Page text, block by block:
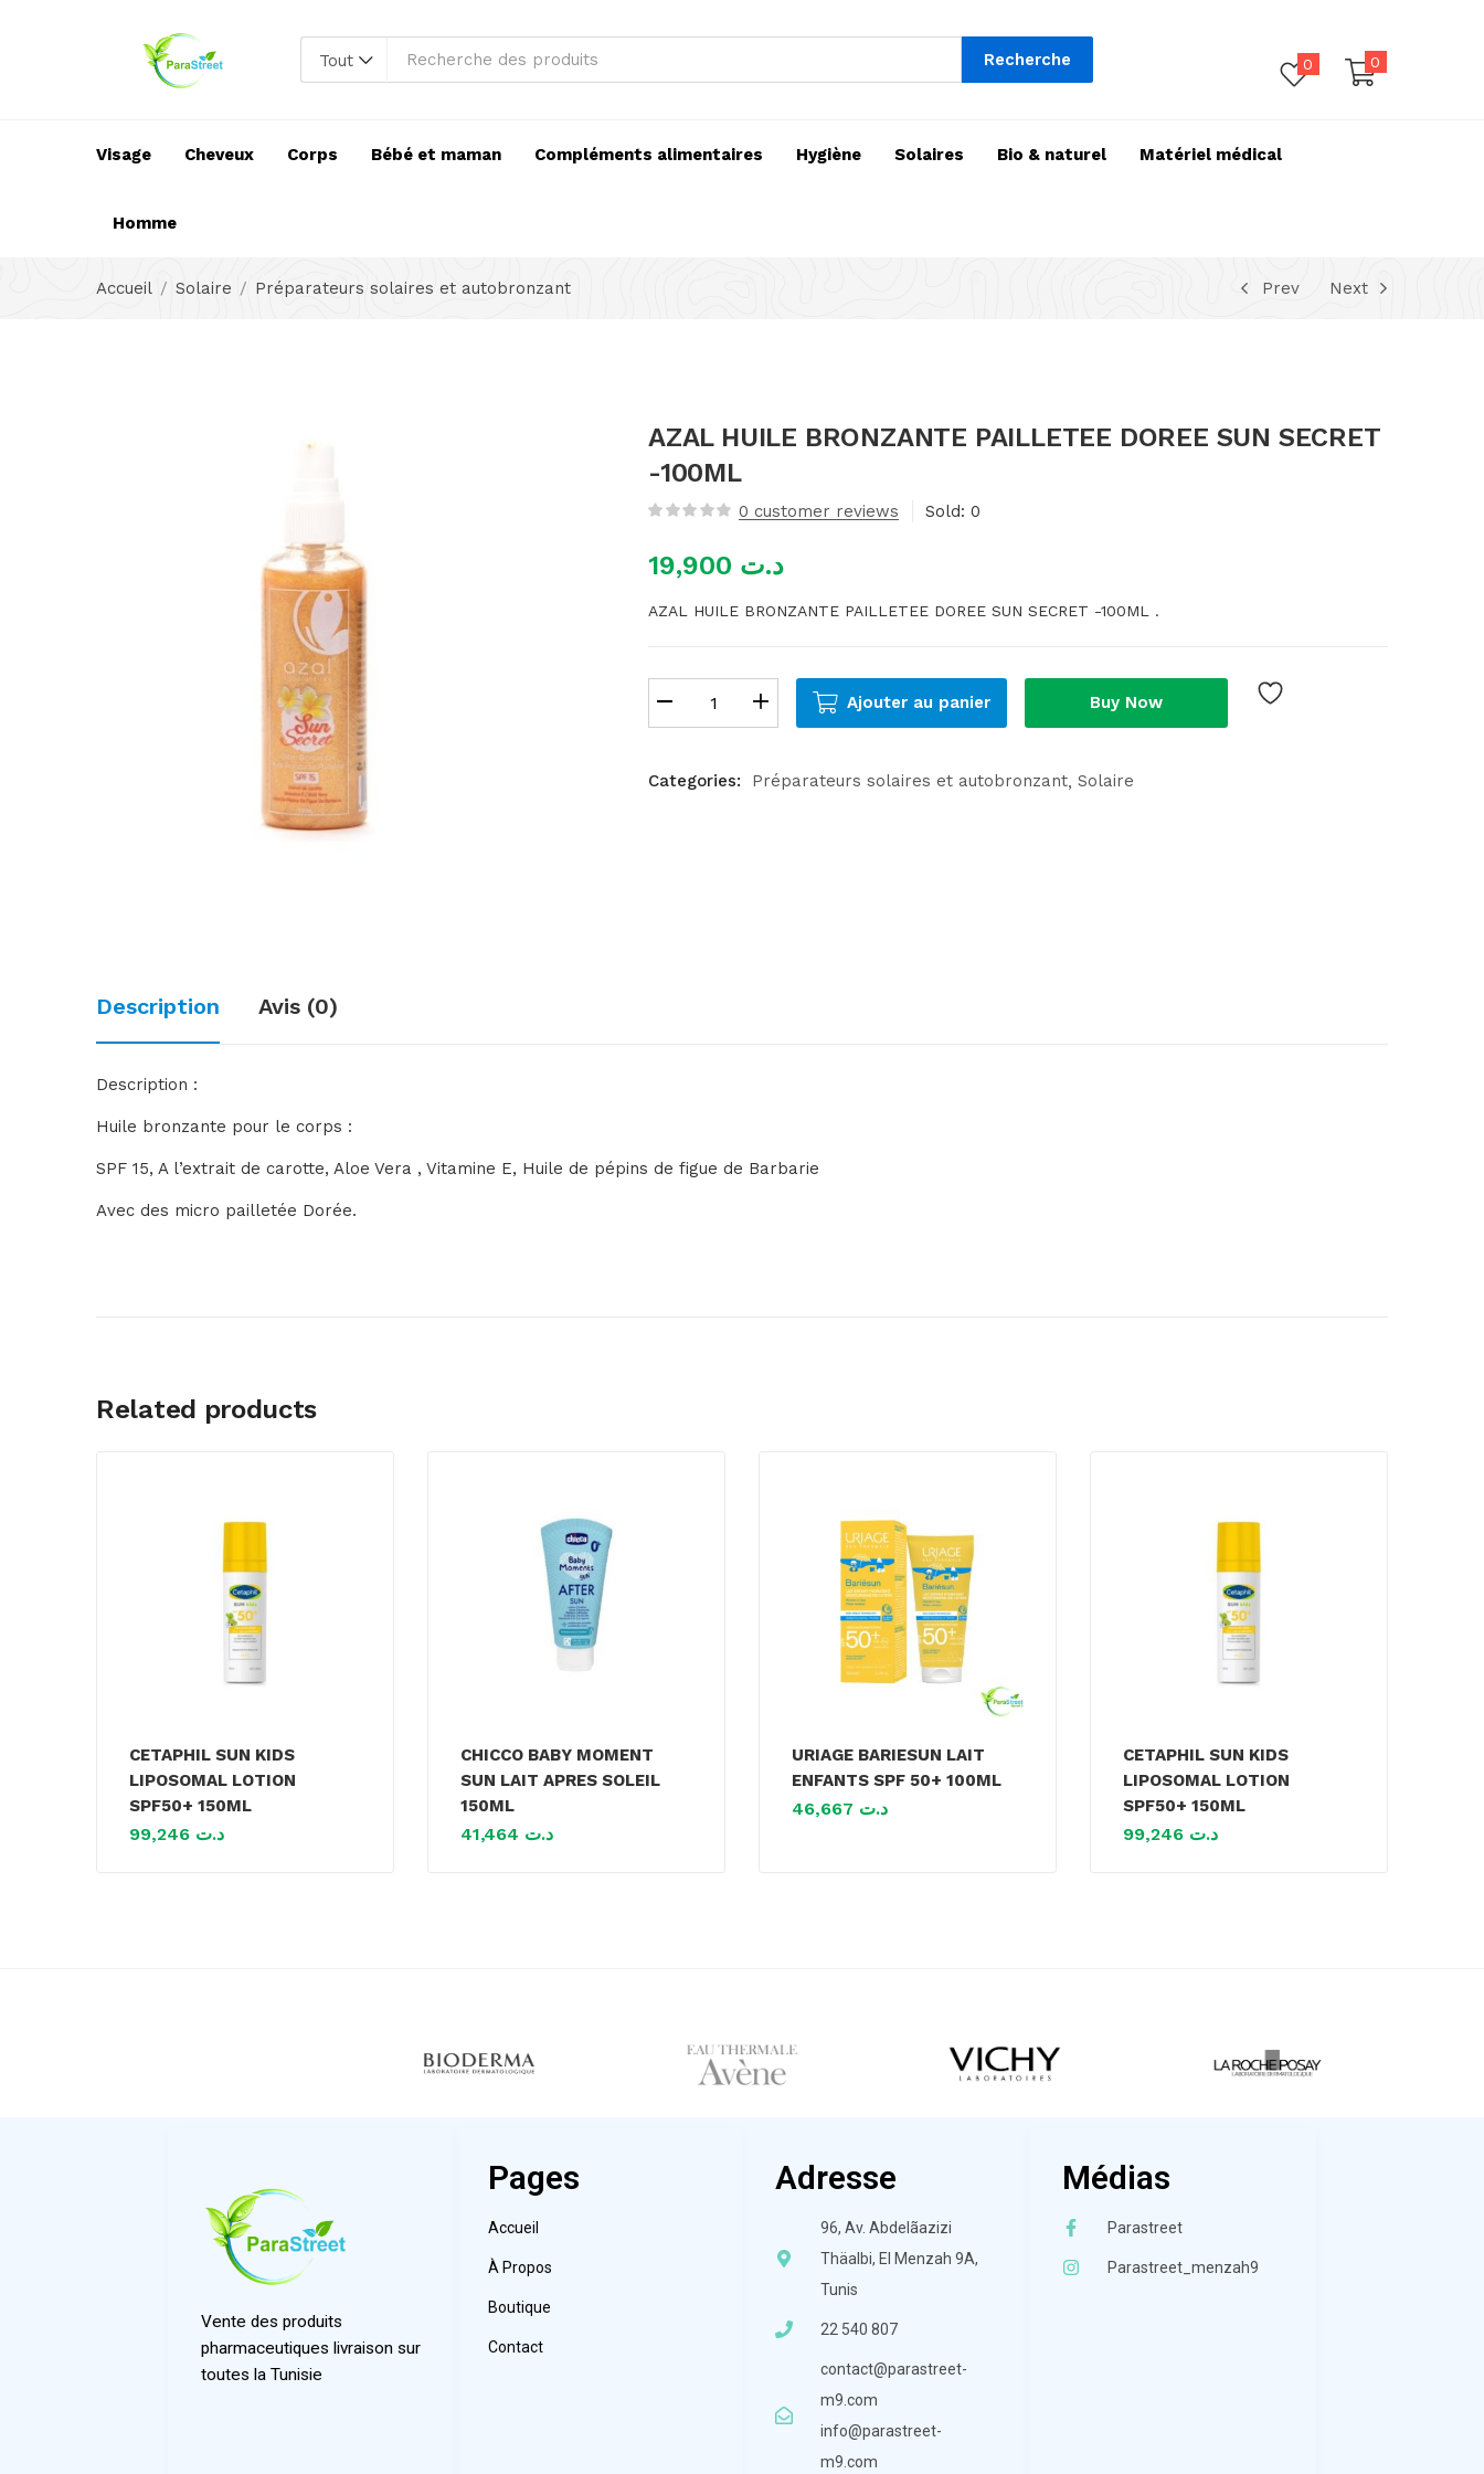
Tout Recherche 0 0
Visage Cheveux Corps Bébé et maman Compléments alimentaires Hygiène Solaires Bio & naturel Matériel médical
Homme
Accueil Solaire Préparateurs solaires et autobronzant Prev Next
AZAL HUILE BRONZANTE PAILLETEE DOREE SUN SECRET
-100ML
0 customer reviews Sold: 0
د.ت
AZAL HUILE BRONZANTE PAILLETEE DOREE SUN SECRET -100ML .
Ajouter au panier Buy Now
Categories: Préparateurs solaires et autobronzant Solaire
Description Avis (0)
Description :
Huile bronzante pour le corps :
SPF 15, A l’extrait de carotte, Aloe Vera , Vitamine E, Huile de pépins de figue de Barbarie
Avec des micro pailletée Dorée.
Related products
CETAPHIL SUN KIDS
LIPOSOMAL LOTION
SPF50+ 150ML
د.ت
CHICCO BABY MOMENT
SUN LAIT APRES SOLEIL
150ML
د.ت
URIAGE BARIESUN LAIT
ENFANTS SPF 50+ 100ML
د.ت
CETAPHIL SUN KIDS
LIPOSOMAL LOTION
SPF50+ 150ML
د.ت
Vente des produits
pharmaceutiques livraison sur
toutes la Tunisie
Pages
Accueil
À Propos
Boutique
Contact
Adresse
96, Av. Abdelãazizi
Thäalbi, El Menzah 9A,
Tunis
22 540 807
contact@parastreet-
m9.com
info@parastreet-
m9.com
Médias
Parastreet
Parastreet_menzah9